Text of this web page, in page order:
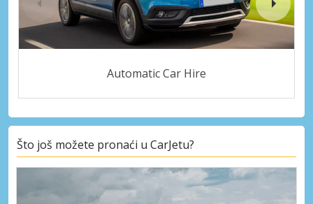
Automatic Car Hire
Što još možete pronaći u CarJetu?